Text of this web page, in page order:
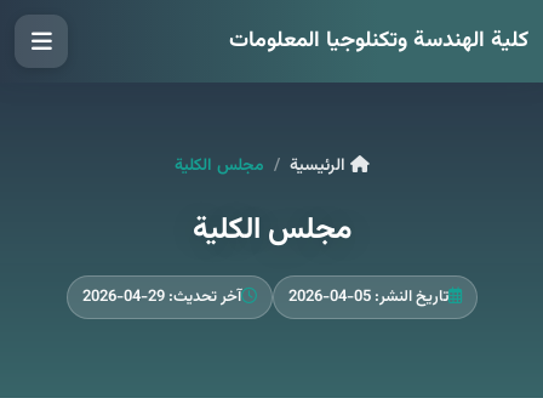
كلية الهندسة وتكنلوجيا المعلومات
الرئيسية مجلس الكلية
مجلس الكلية
تاريخ النشر: 05-04-2026 آخر تحديث: 29-04-2026